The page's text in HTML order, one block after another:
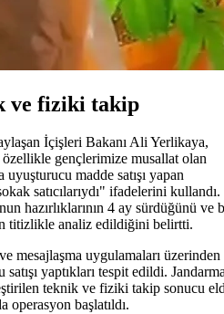
ve fiziki takip
İçişleri Bakanı Ali Yerlikaya,
gençlerimize musallat olan
madde satışı yapan
satıcılarıydı" ifadelerini kullandı.
hazırlıklarının 4 ay sürdüğünü ve
titizlikle analiz edildiğini belirtti.
mesajlaşma uygulamaları üzerinden
yaptıkları tespit edildi.
teknik ve fiziki takip sonucu
operasyon başlatıldı.